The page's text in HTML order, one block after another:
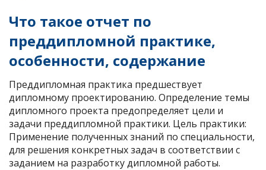
Что такое отчет по
преддипломной практике,
особенности, содержание
Преддипломная практика предшествует
дипломному проектированию. Определение темы
дипломного проекта предопределяет цели и
задачи преддипломной практики. Цель практики:
Применение полученных знаний по специальности,
для решения конкретных задач в соответствии с
заданием на разработку дипломной работы.